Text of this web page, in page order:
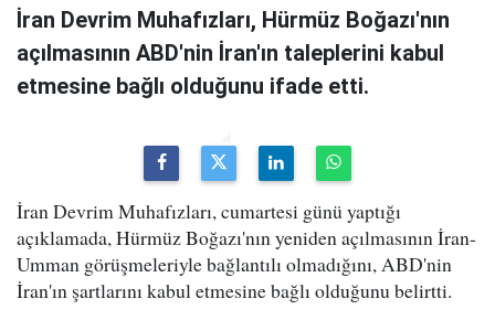
İran Devrim Muhafızları, Hürmüz Boğazı'nın
açılmasının ABD'nin İran'ın taleplerini kabul
etmesine bağlı olduğunu ifade etti.
İran Devrim Muhafızları, cumartesi günü yaptığı
açıklamada, Hürmüz Boğazı'nın yeniden açılmasının İran-
Umman görüşmeleriyle bağlantılı olmadığını, ABD'nin
İran'ın şartlarını kabul etmesine bağlı olduğunu belirtti.